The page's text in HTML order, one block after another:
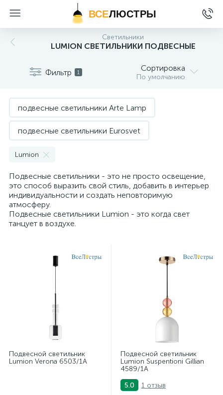
ВСЕЛЮСТРЫ
Светильники
LUMION СВЕТИЛЬНИКИ ПОДВЕСНЫЕ
Фильтр 1 Сортировка
По умолчанию
подвесные светильники Arte Lamp
подвесные светильники Eurosvet
подвесные светильники Imperium Loft
подвесные светильники Kink Light
подвесные светильники Lightstar
подвесные светильники Loft it
подвесные светильники Newport
подвесные светильники Odeon Light
подвесные светильники ST Luce
подвесные светильники для кафе и ресторанов
подвесные светильники над барной стойкой
подвесные светильники над столом
Lumion
Подвесные светильники - это не просто освещение,
это способ выразить свой стиль, добавить в интерьер
индивидуальности и создать неповторимую
атмосферу.
Подвесные светильники Lumion - это когда свет
танцует в воздухе.
Подвесной светильник
Lumion Verona 6503/1A
Подвесной светильник
Lumion Suspentioni Gillian
4589/1A
5.0
1 отзыв